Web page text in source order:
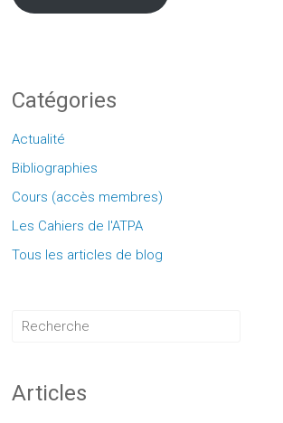
Catégories
Actualité
Bibliographies
Cours (accès membres)
Les Cahiers de l'ATPA
Tous les articles de blog
Articles